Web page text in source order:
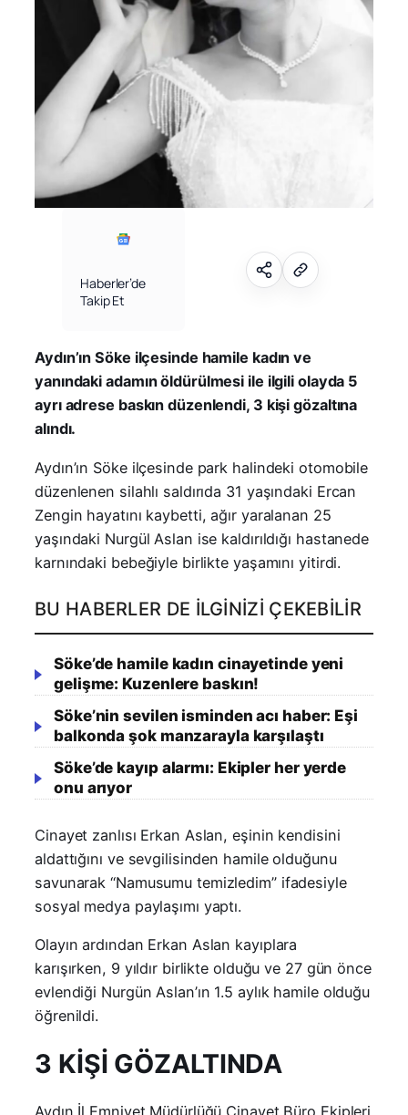
Haberler’de
Takip Et
Aydın’ın Söke ilçesinde hamile kadın ve
yanındaki adamın öldürülmesi ile ilgili olayda 5
ayrı adrese baskın düzenlendi, 3 kişi gözaltına
alındı.
Aydın’ın Söke ilçesinde park halindeki otomobile
düzenlenen silahlı saldırıda 31 yaşındaki Ercan
Zengin hayatını kaybetti, ağır yaralanan 25
yaşındaki Nurgül Aslan ise kaldırıldığı hastanede
karnındaki bebeğiyle birlikte yaşamını yitirdi.
BU HABERLER DE İLGINIZI ÇEKEBILIR
Söke’de hamile kadın cinayetinde yeni
gelişme: Kuzenlere baskın!
Söke’nin sevilen isminden acı haber: Eşi
balkonda şok manzarayla karşılaştı
Söke’de kayıp alarmı: Ekipler her yerde
onu arıyor
Cinayet zanlısı Erkan Aslan, eşinin kendisini
aldattığını ve sevgilisinden hamile olduğunu
savunarak “Namusumu temizledim” ifadesiyle
sosyal medya paylaşımı yaptı.
Olayın ardından Erkan Aslan kayıplara
karışırken, 9 yıldır birlikte olduğu ve 27 gün önce
evlendiği Nurgün Aslan’ın 1.5 aylık hamile olduğu
öğrenildi.
3 KİŞİ GÖZALTINDA